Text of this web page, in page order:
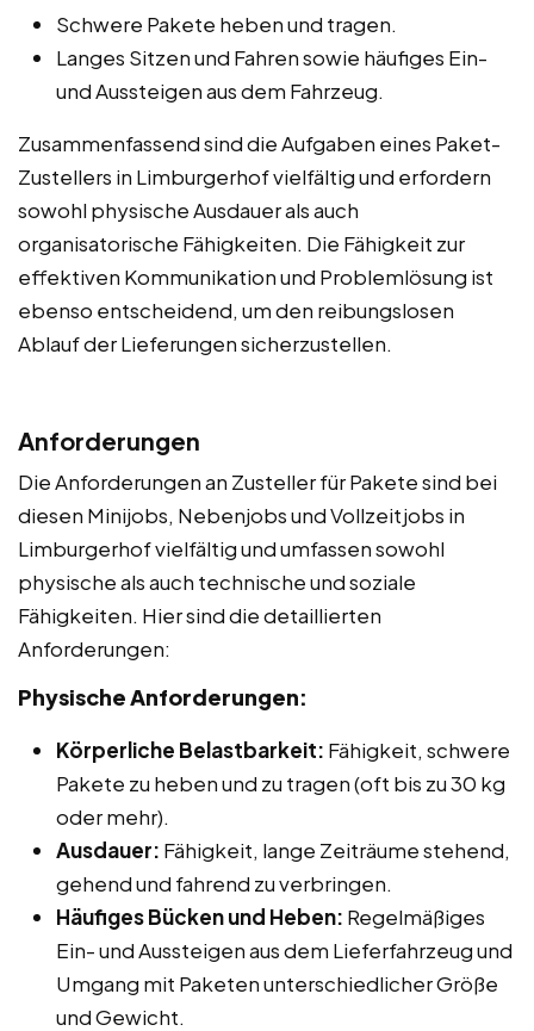
Schwere Pakete heben und tragen.
Langes Sitzen und Fahren sowie häufiges Ein-
und Aussteigen aus dem Fahrzeug.
Zusammenfassend sind die Aufgaben eines Paket-
Zustellers in Limburgerhof vielfältig und erfordern
sowohl physische Ausdauer als auch
organisatorische Fähigkeiten. Die Fähigkeit zur
effektiven Kommunikation und Problemlösung ist
ebenso entscheidend, um den reibungslosen
Ablauf der Lieferungen sicherzustellen.
Anforderungen
Die Anforderungen an Zusteller für Pakete sind bei
diesen Minijobs, Nebenjobs und Vollzeitjobs in
Limburgerhof vielfältig und umfassen sowohl
physische als auch technische und soziale
Fähigkeiten. Hier sind die detaillierten
Anforderungen:
Physische Anforderungen:
Körperliche Belastbarkeit: Fähigkeit, schwere
Pakete zu heben und zu tragen (oft bis zu 30 kg
oder mehr).
Ausdauer: Fähigkeit, lange Zeiträume stehend,
gehend und fahrend zu verbringen.
Häufiges Bücken und Heben: Regelmäßiges
Ein- und Aussteigen aus dem Lieferfahrzeug und
Umgang mit Paketen unterschiedlicher Größe
und Gewicht.